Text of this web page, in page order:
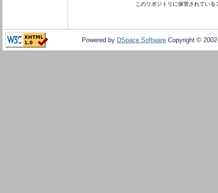
このリポジトリに保管されてい
Powered by DSpace Software Copyright ©